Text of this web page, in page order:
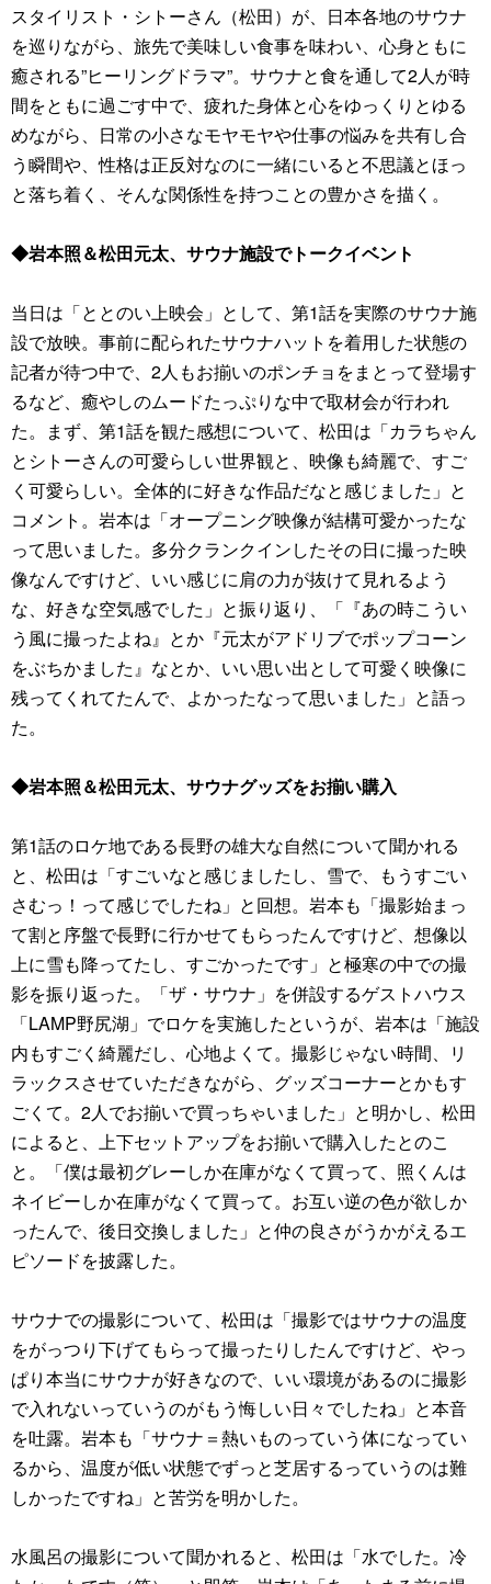
スタイリスト・シトーさん（松田）が、日本各地のサウナ
を巡りながら、旅先で美味しい食事を味わい、心身ともに
癒される”ヒーリングドラマ”。サウナと食を通して2人が時
間をともに過ごす中で、疲れた身体と心をゆっくりとゆる
めながら、日常の小さなモヤモヤや仕事の悩みを共有し合
う瞬間や、性格は正反対なのに一緒にいると不思議とほっ
と落ち着く、そんな関係性を持つことの豊かさを描く。
◆岩本照＆松田元太、サウナ施設でトークイベント
当日は「ととのい上映会」として、第1話を実際のサウナ施
設で放映。事前に配られたサウナハットを着用した状態の
記者が待つ中で、2人もお揃いのポンチョをまとって登場す
るなど、癒やしのムードたっぷりな中で取材会が行われ
た。まず、第1話を観た感想について、松田は「カラちゃん
とシトーさんの可愛らしい世界観と、映像も綺麗で、すご
く可愛らしい。全体的に好きな作品だなと感じました」と
コメント。岩本は「オープニング映像が結構可愛かったな
って思いました。多分クランクインしたその日に撮った映
像なんですけど、いい感じに肩の力が抜けて見れるよう
な、好きな空気感でした」と振り返り、「『あの時こうい
う風に撮ったよね』とか『元太がアドリブでポップコーン
をぶちかました』なとか、いい思い出として可愛く映像に
残ってくれてたんで、よかったなって思いました」と語っ
た。
◆岩本照＆松田元太、サウナグッズをお揃い購入
第1話のロケ地である長野の雄大な自然について聞かれる
と、松田は「すごいなと感じましたし、雪で、もうすごい
さむっ！って感じでしたね」と回想。岩本も「撮影始まっ
て割と序盤で長野に行かせてもらったんですけど、想像以
上に雪も降ってたし、すごかったです」と極寒の中での撮
影を振り返った。「ザ・サウナ」を併設するゲストハウス
「LAMP野尻湖」でロケを実施したというが、岩本は「施設
内もすごく綺麗だし、心地よくて。撮影じゃない時間、リ
ラックスさせていただきながら、グッズコーナーとかもす
ごくて。2人でお揃いで買っちゃいました」と明かし、松田
によると、上下セットアップをお揃いで購入したとのこ
と。「僕は最初グレーしか在庫がなくて買って、照くんは
ネイビーしか在庫がなくて買って。お互い逆の色が欲しか
ったんで、後日交換しました」と仲の良さがうかがえるエ
ピソードを披露した。
サウナでの撮影について、松田は「撮影ではサウナの温度
をがっつり下げてもらって撮ったりしたんですけど、やっ
ぱり本当にサウナが好きなので、いい環境があるのに撮影
で入れないっていうのがもう悔しい日々でしたね」と本音
を吐露。岩本も「サウナ＝熱いものっていう体になってい
るから、温度が低い状態でずっと芝居するっていうのは難
しかったですね」と苦労を明かした。
水風呂の撮影について聞かれると、松田は「水でした。冷